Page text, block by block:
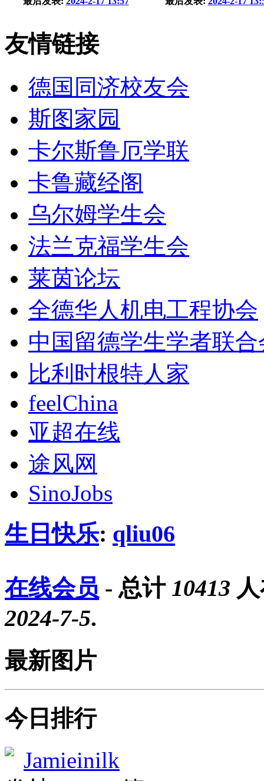
友情链接
德国同济校友会
斯图家园
卡尔斯鲁厄学联
卡鲁藏经阁
乌尔姆学生会
法兰克福学生会
莱茵论坛
全德华人机电工程协会
中国留德学生学者联合
比利时根特人家
feelChina
亚超在线
途风网
SinoJobs
生日快乐: qliu06
在线会员 - 总计 10413
2024-7-5.
最新图片
今日排行
Jamieinilk